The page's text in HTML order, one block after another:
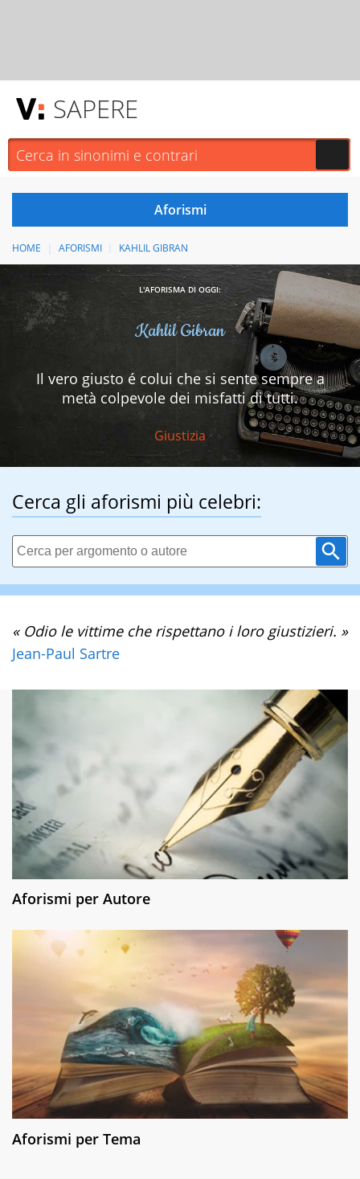
SAPERE
HOME AFORISMI KAHLIL GIBRAN
L'AFORISMA DI OGGI:
Kahlil Gibran
Il vero giusto é colui che si sente sempre a
metà colpevole dei misfatti di tutti.
Giustizia
Cerca gli aforismi più celebri:
« Odio le vittime che rispettano i loro giustizieri. »
Jean-Paul Sartre
Aforismi per Autore
Aforismi per Tema